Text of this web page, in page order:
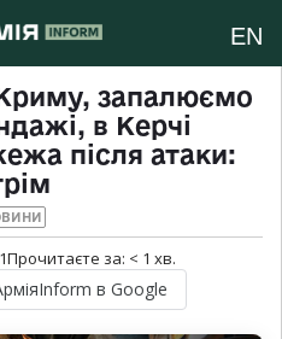
EN
запалюємо
в Керчі
після атаки:
Прочитаєте за: < 1 хв.
в Google